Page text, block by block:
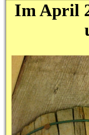
Im April